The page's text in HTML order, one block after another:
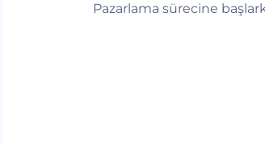
Pazarlama sürecine